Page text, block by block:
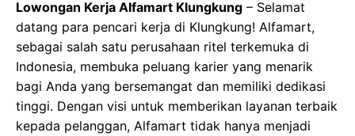
Lowongan Kerja Alfamart Klungkung – Selamat
datang para pencari kerja di Klungkung! Alfamart,
sebagai salah satu perusahaan ritel terkemuka di
Indonesia, membuka peluang karier yang menarik
bagi Anda yang bersemangat dan memiliki dedikasi
tinggi. Dengan visi untuk memberikan layanan terbaik
kepada pelanggan, Alfamart tidak hanya menjadi